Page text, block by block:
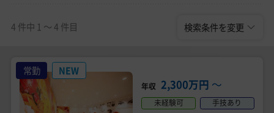
常勤求人一覧
美容医療医師の転職お役立ちコンテンツ
美容クリニック見学・研修情報
4 件中 1 〜 4 件目 検索条件を変更
常勤 NEW
年収 2,300万円 〜
未経験可
手技あり